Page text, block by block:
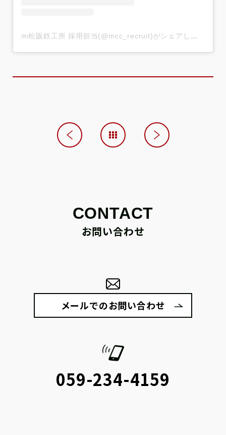
㈱松阪鉄工所 採用担当(@mcc_recruit)がシェアした投稿
CONTACT
お問い合わせ
メールでのお問い合わせ
059-234-4159